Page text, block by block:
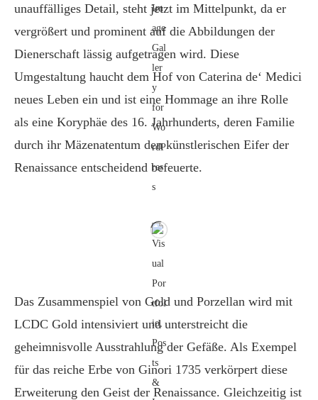
unauffälliges Detail, steht jetzt im Mittelpunkt, da er
vergrößert und prominent auf die Abbildungen der
Dienerschaft lässig aufgetragen wird. Diese
Umgestaltung haucht dem Hof von Caterina de‘ Medici
neues Leben ein und ist eine Hommage an ihre Rolle
als eine Koryphäe des 16. Jahrhunderts, deren Familie
durch ihr Mäzenatentum den künstlerischen Eifer der
Renaissance entscheidend befeuerte.
Das Zusammenspiel von Gold und Porzellan wird mit
LCDC Gold intensiviert und unterstreicht die
geheimnisvolle Ausstrahlung der Gefäße. Als Exempel
für das reiche Erbe von Ginori 1735 verkörpert diese
Erweiterung den Geist der Renaissance. Gleichzeitig ist